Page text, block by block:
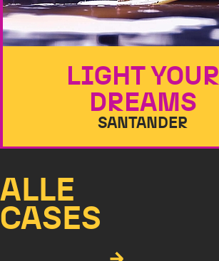
LIGHT YOUR
DREAMS
SANTANDER
ALLE
CASES